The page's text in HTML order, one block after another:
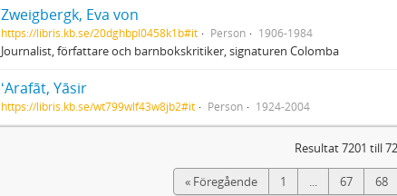
Zweigbergk, Eva von
https://libris.kb.se/20dghbpl0458k1b#it Person 1906-1984
Journalist, författare och barnbokskritiker, signaturen Colomba
ʻArafāt, Yāsir
https://libris.kb.se/wt799wlf43w8jb2#it Person 1924-2004
Resultat 7201 till
« Föregående 1 ... 67 68